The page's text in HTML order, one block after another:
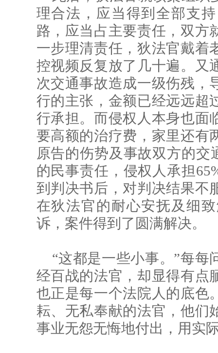
理合法，应当得到全部支
路，应当占主要责任，双方
一步理清责任，狄法官戴着
控视频反复放了几十遍。又
次交通事故造成一级伤残，
行的主张，金额已经远远超
行承担。而侵权人本身也面
要高额的治疗费，家里还有
原告的伤势及事故双方的交
的民事责任，侵权人承担
到判决书后，对判决结果不
在狄法官的耐心安抚及细
诉，案件得到了圆满解决。
“这都是一些小事。”每每
经百战的法官，却显得有点
也正是每一个法院人的底色
耘、无私奉献的法官，他们
事业无怨无悔地付出，用实